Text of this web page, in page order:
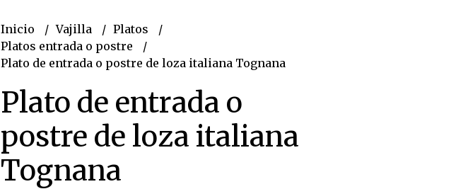
Inicio Vajilla
Platos
Platos entrada o postre
Plato de entrada o postre de loza italiana Tognana
Plato de entrada o
postre de loza italiana
Tognana